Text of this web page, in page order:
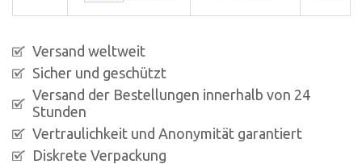
Versand weltweit
Sicher und geschützt
Versand der Bestellungen innerhalb von 24
Stunden
Vertraulichkeit und Anonymität garantiert
Diskrete Verpackung